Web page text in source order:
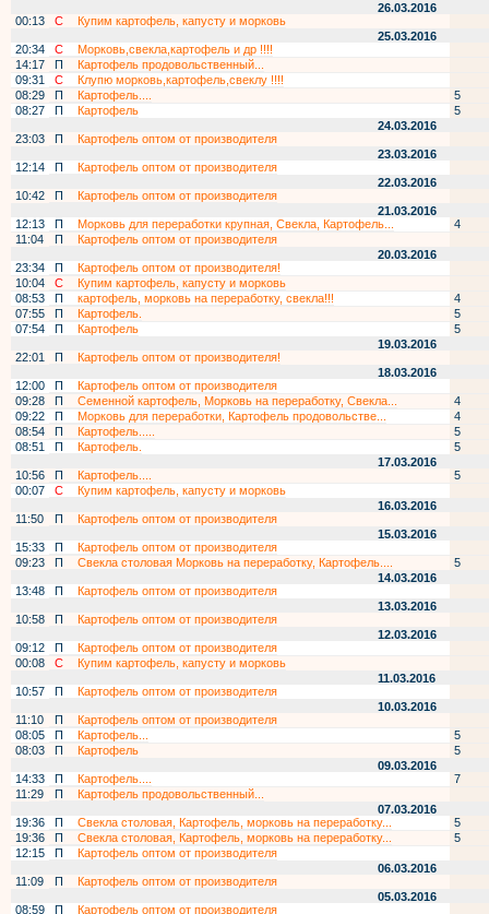
26.03.2016
00:13
С
Купим картофель, капусту и морковь
25.03.2016
20:34
С
Морковь,свекла,картофель и др !!!!
14:17
П
Картофель продовольственный...
09:31
С
Клупю морковь,картофель,свеклу !!!!
08:29
П Картофель....
5
08:27
П Картофель
5
24.03.2016
23:03
П
Картофель оптом от производителя
23.03.2016
12:14
П
Картофель оптом от производителя
22.03.2016
10:42
П
Картофель оптом от производителя
21.03.2016
12:13
П Морковь для переработки крупная, Свекла, Картофель...
4
11:04
П
Картофель оптом от производителя
20.03.2016
23:34
П
Картофель оптом от производителя!
10:04
С
Купим картофель, капусту и морковь
08:53
П картофель, морковь на переработку, свекла!!!
4
07:55
П Картофель.
5
07:54
П Картофель
5
19.03.2016
22:01
П
Картофель оптом от производителя!
18.03.2016
12:00
П
Картофель оптом от производителя
09:28
П Семенной картофель, Морковь на переработку, Свекла...
4
09:22
П Морковь для переработки, Картофель продовольстве...
4
08:54
П Картофель.....
5
08:51
П Картофель.
5
17.03.2016
10:56
П Картофель....
5
00:07
С
Купим картофель, капусту и морковь
16.03.2016
11:50
П
Картофель оптом от производителя
15.03.2016
15:33
П
Картофель оптом от производителя
09:23
П Свекла столовая Морковь на переработку, Картофель....
5
14.03.2016
13:48
П
Картофель оптом от производителя
13.03.2016
10:58
П
Картофель оптом от производителя
12.03.2016
09:12
П
Картофель оптом от производителя
00:08
С
Купим картофель, капусту и морковь
11.03.2016
10:57
П
Картофель оптом от производителя
10.03.2016
11:10
П
Картофель оптом от производителя
08:05
П Картофель...
5
08:03
П Картофель
5
09.03.2016
14:33
П Картофель....
7
11:29
П
Картофель продовольственный...
07.03.2016
19:36
П Свекла столовая, Картофель, морковь на переработку...
5
19:36
П Свекла столовая, Картофель, морковь на переработку...
5
12:15
П
Картофель оптом от производителя
06.03.2016
11:09
П
Картофель оптом от производителя
05.03.2016
08:59
П Картофель оптом от производителя